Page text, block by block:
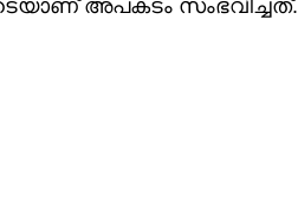
അപകടം സംഭവിച്ചത്.